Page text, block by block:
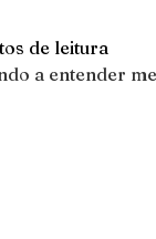
de leitura